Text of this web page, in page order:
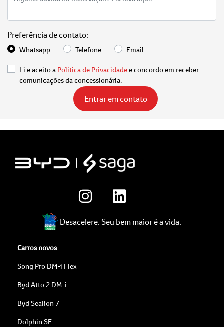
Preferência de contato:
Whatsapp Telefone Email
Li e aceito a Política de Privacidadee concordo em receber
comunicações da concessionária.
Entrar em contato
Desacelere. Seu bem maior é a vida.
Carros novos
Song Pro DM-i Flex
Byd Atto 2 DM-i
Byd Sealion 7
Dolphin SE